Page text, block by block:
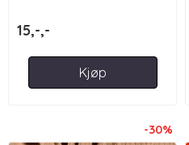
15,-,-
Kjøp
-30%